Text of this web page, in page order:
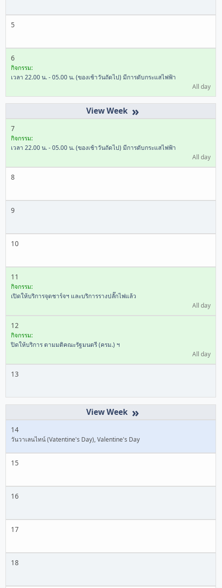
5
6
กิจกรรม:
เวลา 22.00 น. - 05.00 น. (ของเช้าวันถัดไป) มีการดับกระแสไฟฟ้า
All day
»
7
กิจกรรม:
เวลา 22.00 น. - 05.00 น. (ของเช้าวันถัดไป) มีการดับกระแสไฟฟ้า
All day
8
9
10
11
กิจกรรม:
เปิดให้บริการจุดชาร์จฯ และบริการรางปลั๊กไฟแล้ว
All day
12
กิจกรรม:
ปิดให้บริการ ตามมติคณะรัฐมนตรี (ครม.) ฯ
All day
13
»
14
วันวาเลนไทน์ (Vatentine's Day), Valentine's Day
15
16
17
18